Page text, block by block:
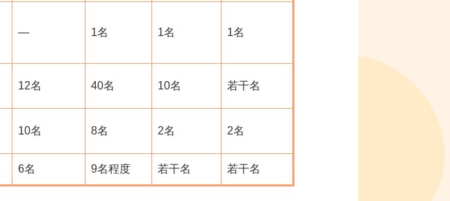
― 1名 1名 1名
12名 40名 10名 若干名
10名 8名 2名 2名
6名 9名程度 若干名 若干名